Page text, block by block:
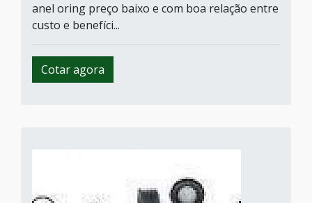
anel oring preço baixo e com boa relação entre
custo e benefíci...
Cotar agora